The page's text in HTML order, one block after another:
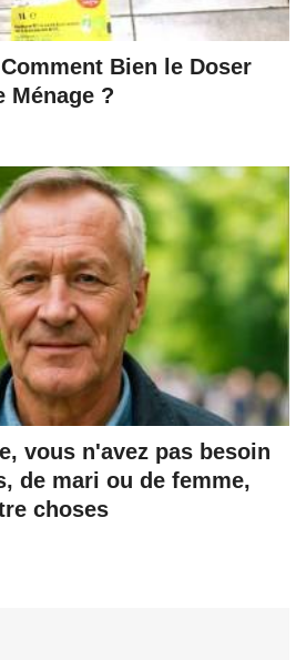
Bien le Doser
Ménage ?
vous n'avez pas besoin
de mari ou de femme,
choses